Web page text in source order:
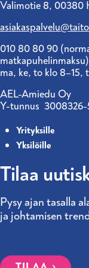
Valimotie 8, 00380
010 80 80 90
matkapuhelinmaksu)
ma, ke, to klo 8–15,
AEL-Amiedu Oy
Y-tunnus 3008326-
Footer
top
middle
Yrityksille
Footer
top
right
Yksilöille
Tilaa
Pysy ajan tasalla
ja johtamisen